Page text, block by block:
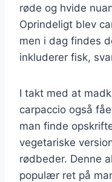
røde og hvide
Oprindeligt blev
men i dag findes
inkluderer fisk,
I takt med at
carpaccio også
man finde
vegetariske
rødbeder. Denne
populær ret på